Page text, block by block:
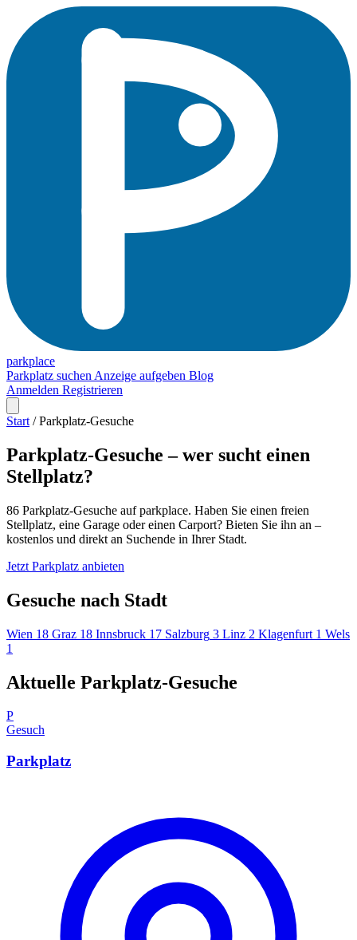
parkplace
Parkplatz suchen Anzeige aufgeben Blog
Anmelden Registrieren
Start / Parkplatz-Gesuche
Parkplatz-Gesuche – wer sucht einen
Stellplatz?
86 Parkplatz-Gesuche auf parkplace. Haben Sie einen freien
Stellplatz, eine Garage oder einen Carport? Bieten Sie ihn an –
kostenlos und direkt an Suchende in Ihrer Stadt.
Jetzt Parkplatz anbieten
Gesuche nach Stadt
Wien 18 Graz 18 Innsbruck 17 Salzburg 3 Linz 2 Klagenfurt 1 Wels
1
Aktuelle Parkplatz-Gesuche
P
Gesuch
Parkplatz